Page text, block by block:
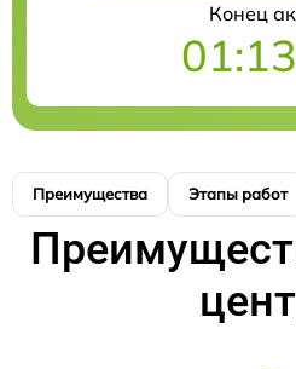
Конец
Преимущества Этапы работ